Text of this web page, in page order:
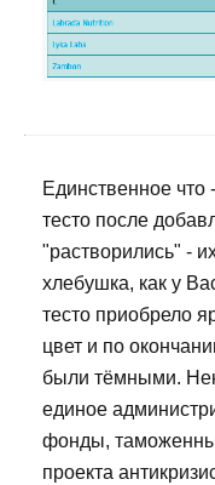
Единственное
тесто после
"растворились" -
хлебушка, как у
тесто приобрело
цвет и по
были тёмными.
единое
фонды,
проекта